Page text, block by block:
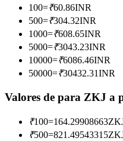
Análise de big data,
100=₹60.86INR
500=₹304.32INR
1000=₹608.65INR
5000=₹3043.23INR
10000=₹6086.46INR
50000=₹30432.31INR
Valores de para ZKJ a
₹100=164.29908663
₹500=821.49543315